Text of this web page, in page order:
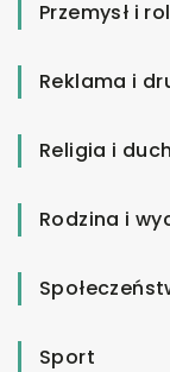
Przemysł i
Reklama i
Religia i
Rodzina i
Sport